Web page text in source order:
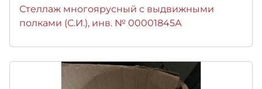
Стеллаж многоярусный с выдвижными
полками (С.И.), инв. № 00001845А